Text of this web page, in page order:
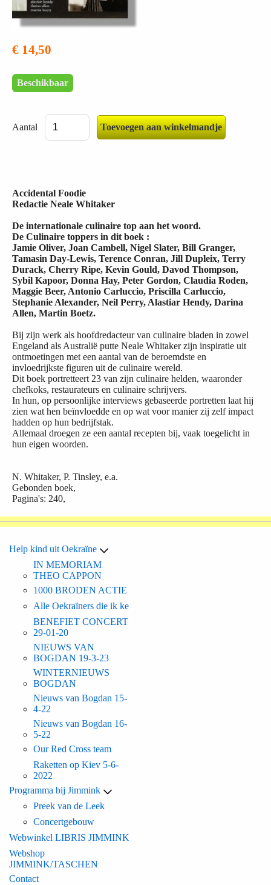
€ 14,50
Beschikbaar
Aantal
Accidental Foodie
Redactie Neale Whitaker
De internationale culinaire top aan het woord.
De Culinaire toppers in dit boek :
Jamie Oliver, Joan Cambell, Nigel Slater, Bill Granger,
Tamasin Day-Lewis, Terence Conran, Jill Dupleix, Terry
Durack, Cherry Ripe, Kevin Gould, Davod Thompson,
Sybil Kapoor, Donna Hay, Peter Gordon, Claudia Roden,
Maggie Beer, Antonio Carluccio, Priscilla Carluccio,
Stephanie Alexander, Neil Perry, Alastiar Hendy, Darina
Allen, Martin Boetz.
Bij zijn werk als hoofdredacteur van culinaire bladen in zowel
Engeland als Australië putte Neale Whitaker zijn inspiratie uit
ontmoetingen met een aantal van de beroemdste en
invloedrijkste figuren uit de culinaire wereld.
Dit boek portretteert 23 van zijn culinaire helden, waaronder
chefkoks, restaurateurs en culinaire schrijvers.
In hun, op persoonlijke interviews gebaseerde portretten laat hij
zien wat hen beïnvloedde en op wat voor manier zij zelf impact
hadden op hun bedrijfstak.
Allemaal droegen ze een aantal recepten bij, vaak toegelicht in
hun eigen woorden.
N. Whitaker, P. Tinsley, e.a.
Gebonden boek,
Pagina's: 240,
Help kind uit Oekraïne
IN MEMORIAM
THEO CAPPON
1000 BRODEN ACTIE
Alle Oekraïners die ik ke
BENEFIET CONCERT
29-01-20
NIEUWS VAN
BOGDAN 19-3-23
WINTERNIEUWS
BOGDAN
Nieuws van Bogdan 15-
4-22
Nieuws van Bogdan 16-
5-22
Our Red Cross team
Raketten op Kiev 5-6-
2022
Programma bij Jimmink
Preek van de Leek
Concertgebouw
Webwinkel LIBRIS JIMMINK
Webshop
JIMMINK/TASCHEN
Contact